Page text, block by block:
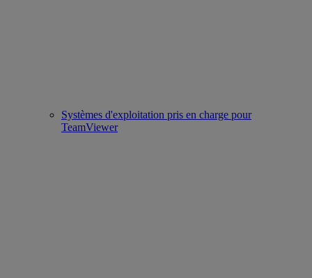
Systèmes d'exploitation pris en charge pour
TeamViewer